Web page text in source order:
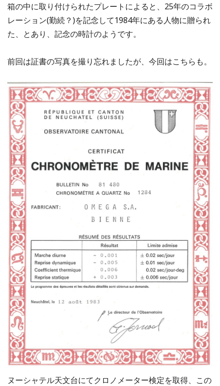
箱の中に取り付けられたプレートによると、25年のコラボ
レーション(勤続？)を記念して1984年にある人物に贈られ
た、とあり、記念の時計のようです。
前回は証書の写真を撮り忘れましたが、今回はこちらも。
ヌーシャテル天文台にてクロノメーター検定を取得、この